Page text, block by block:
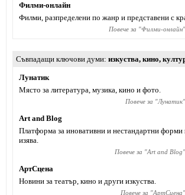
Филми-онлайн
Филми, разпределени по жанр и представени с
Повече за "Филми-онлайн"
Съвпадащи ключови думи изкуства, кино,
Лунатик
Място за литература, музика, кино и фото.
Повече за "Лунатик"
Art and Blog
Платформа за иновативни и нестандартни форми
изява.
Повече за "Art and Blog"
АртСцена
Новини за театър, кино и други изкуства.
Повече за "АртСцена"